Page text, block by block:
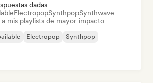
dadas
ElectropopSynthpopSynthwave
mis playlists de mayor impacto
Electropop
Synthpop